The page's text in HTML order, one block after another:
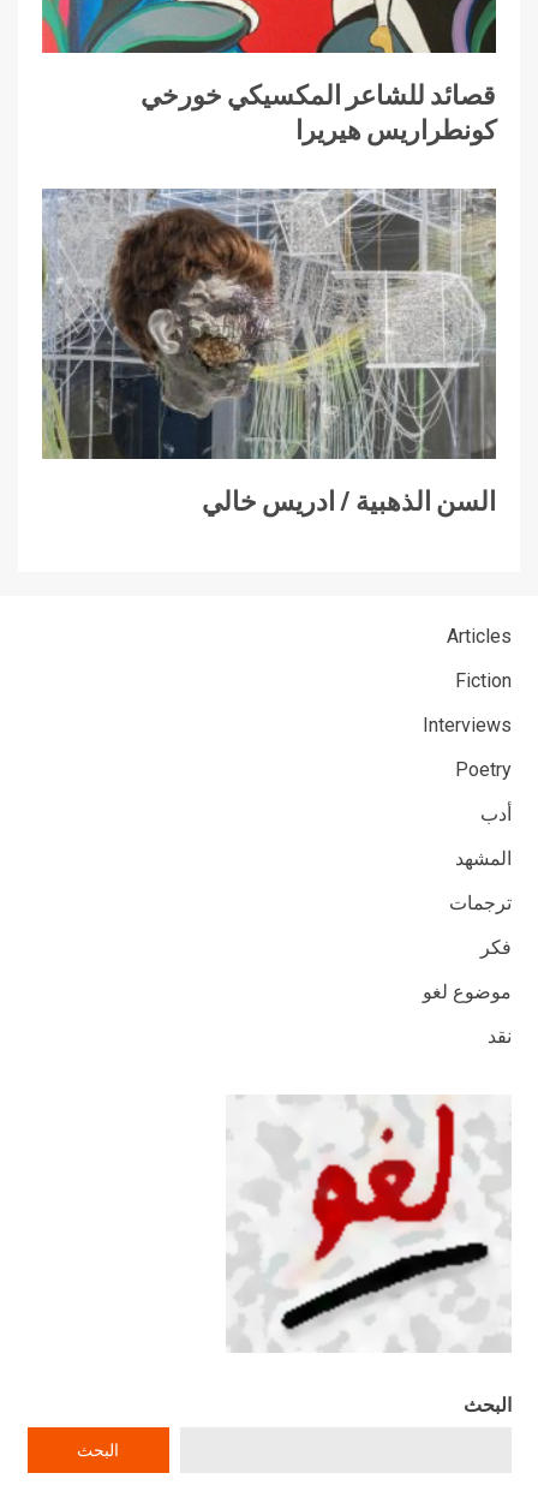
قصائد للشاعر المكسيكي خورخي
كونطراريس هيريرا
السن الذهبية / ادريس خالي
Articles
Fiction
Interviews
Poetry
أدب
المشهد
ترجمات
فكر
موضوع لغو
نقد
البحث
البحث